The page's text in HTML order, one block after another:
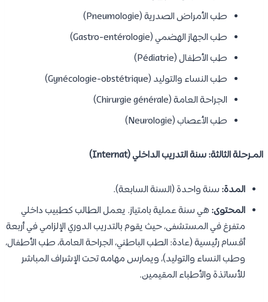
طب الأمراض الصدرية (Pneumologie)
طب الجهاز الهضمي (Gastro-entérologie)
طب الأطفال (Pédiatrie)
طب النساء والتوليد (Gynécologie-obstétrique)
الجراحة العامة (Chirurgie générale)
طب الأعصاب (Neurologie)
المـرحلة الثالثة: سنة التدريب الداخلي (Internat)
المدة: سنة واحدة (السنة السابعة).
المحتوى: هي سنة عملية بامتياز. يعمل الطالب كطبيب داخلي
متفرغ في المستشفى، حيث يقوم بالتدريب الدوري الإلزامي في أربعة
أقسام رئيسية (عادة: الطب الباطني، الجراحة العامة، طب الأطفال،
وطب النساء والتوليد)، ويمارس مهامه تحت الإشراف المباشر
للأساتذة والأطباء المقيمين.